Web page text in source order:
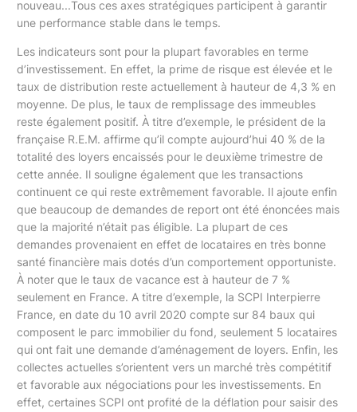
nouveau...Tous ces axes stratégiques participent à garantir
une performance stable dans le temps.
Les indicateurs sont pour la plupart favorables en terme
d’investissement. En effet, la prime de risque est élevée et le
taux de distribution reste actuellement à hauteur de 4,3 % en
moyenne. De plus, le taux de remplissage des immeubles
reste également positif. À titre d’exemple, le président de la
française R.E.M. affirme qu’il compte aujourd’hui 40 % de la
totalité des loyers encaissés pour le deuxième trimestre de
cette année. Il souligne également que les transactions
continuent ce qui reste extrêmement favorable. Il ajoute enfin
que beaucoup de demandes de report ont été énoncées mais
que la majorité n’était pas éligible. La plupart de ces
demandes provenaient en effet de locataires en très bonne
santé financière mais dotés d’un comportement opportuniste.
À noter que le taux de vacance est à hauteur de 7 %
seulement en France. A titre d’exemple, la SCPI Interpierre
France, en date du 10 avril 2020 compte sur 84 baux qui
composent le parc immobilier du fond, seulement 5 locataires
qui ont fait une demande d’aménagement de loyers. Enfin, les
collectes actuelles s’orientent vers un marché très compétitif
et favorable aux négociations pour les investissements. En
effet, certaines SCPI ont profité de la déflation pour saisir des